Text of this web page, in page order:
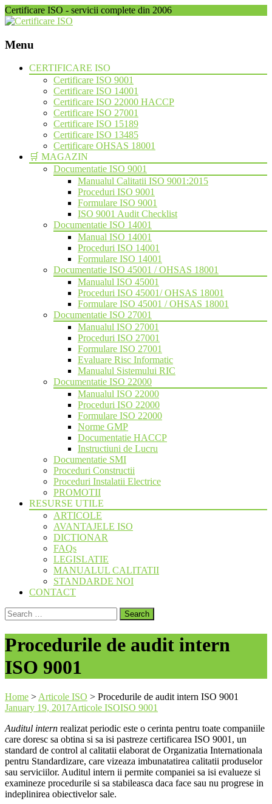
Certificare ISO - servicii complete din 2006
Menu
Skip
CERTIFICARE ISO
Certificare ISO 9001
Certificare ISO 14001
Certificare ISO 22000 HACCP
Certificare ISO 27001
Certificare ISO 15189
Certificare ISO 13485
Certificare OHSAS 18001
🛒 MAGAZIN
Documentatie ISO 9001
Manualul Calitatii ISO 9001:2015
Proceduri ISO 9001
Formulare ISO 9001
ISO 9001 Audit Checklist
Documentatie ISO 14001
Manual ISO 14001
Proceduri ISO 14001
Formulare ISO 14001
Documentatie ISO 45001 / OHSAS 18001
Manualul ISO 45001
Proceduri ISO 45001/ OHSAS 18001
Formulare ISO 45001 / OHSAS 18001
Documentatie ISO 27001
Manualul ISO 27001
Proceduri ISO 27001
Formulare ISO 27001
Evaluare Risc Informatic
Manualul Sistemului RIC
Documentatie ISO 22000
Manualul ISO 22000
Proceduri ISO 22000
Formulare ISO 22000
Norme GMP
Documentatie HACCP
Instructiuni de Lucru
Documentatie SMI
Proceduri Constructii
Proceduri Instalatii Electrice
PROMOTII
RESURSE UTILE
ARTICOLE
AVANTAJELE ISO
DICTIONAR
FAQs
LEGISLATIE
MANUALUL CALITATII
STANDARDE NOI
CONTACT
Search
for:
Procedurile de audit intern
ISO 9001
Home > Articole ISO > Procedurile de audit intern ISO 9001
January 19, 2017Articole ISOISO 9001
Auditul intern realizat periodic este o cerinta pentru toate companiile
care doresc sa obtina si sa isi pastreze certificarea ISO 9001, un
standard de control al calitatii elaborat de Organizatia Internationala
pentru Standardizare, care vizeaza imbunatatirea calitatii produselor
sau serviciilor. Auditul intern ii permite companiei sa isi evalueze si
examineze procedurile si sa stabileasca daca face sau nu progrese in
indeplinirea obiectivelor sale.